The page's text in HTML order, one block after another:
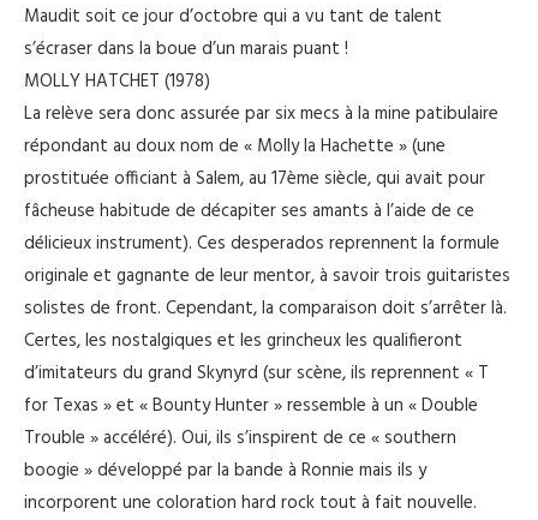
Maudit soit ce jour d’octobre qui a vu tant de talent
s’écraser dans la boue d’un marais puant !
MOLLY HATCHET (1978)
La relève sera donc assurée par six mecs à la mine patibulaire
répondant au doux nom de « Molly la Hachette » (une
prostituée officiant à Salem, au 17ème siècle, qui avait pour
fâcheuse habitude de décapiter ses amants à l’aide de ce
délicieux instrument). Ces desperados reprennent la formule
originale et gagnante de leur mentor, à savoir trois guitaristes
solistes de front. Cependant, la comparaison doit s’arrêter là.
Certes, les nostalgiques et les grincheux les qualifieront
d’imitateurs du grand Skynyrd (sur scène, ils reprennent « T
for Texas » et « Bounty Hunter » ressemble à un « Double
Trouble » accéléré). Oui, ils s’inspirent de ce « southern
boogie » développé par la bande à Ronnie mais ils y
incorporent une coloration hard rock tout à fait nouvelle.